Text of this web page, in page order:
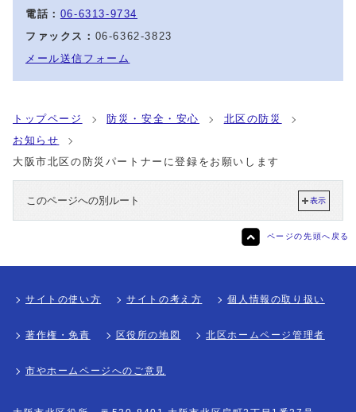
電話： 06-6313-9734
ファックス： 06-6362-3823
メール送信フォーム
トップページ 防災・安全・安心
北区の防災
お知らせ
大阪市北区の防災パートナーに登録をお願いします
このページへの別ルート 表示
ページの先頭へ戻る
サイトの使い方 サイトの考え方 個人情報の取り扱い
著作権・免責 区役所の地図 北区ホームページ管理者
市やホームページへのご意見